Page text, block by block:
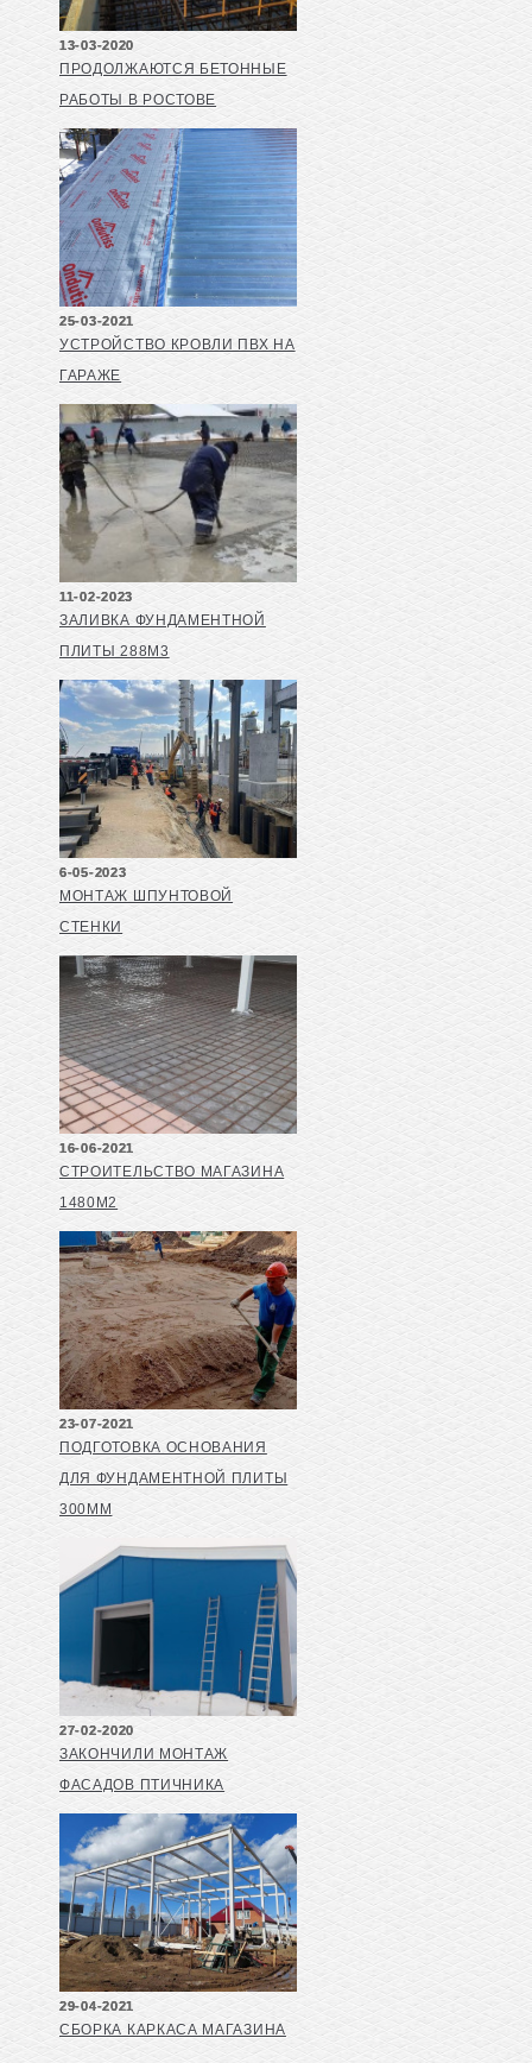
13-03-2020
ПРОДОЛЖАЮТСЯ БЕТОННЫЕ
РАБОТЫ В РОСТОВЕ
25-03-2021
УСТРОЙСТВО КРОВЛИ ПВХ НА
ГАРАЖЕ
11-02-2023
ЗАЛИВКА ФУНДАМЕНТНОЙ
ПЛИТЫ 288М3
6-05-2023
МОНТАЖ ШПУНТОВОЙ
СТЕНКИ
16-06-2021
СТРОИТЕЛЬСТВО МАГАЗИНА
1480М2
23-07-2021
ПОДГОТОВКА ОСНОВАНИЯ
ДЛЯ ФУНДАМЕНТНОЙ ПЛИТЫ
300ММ
27-02-2020
ЗАКОНЧИЛИ МОНТАЖ
ФАСАДОВ ПТИЧНИКА
29-04-2021
СБОРКА КАРКАСА МАГАЗИНА